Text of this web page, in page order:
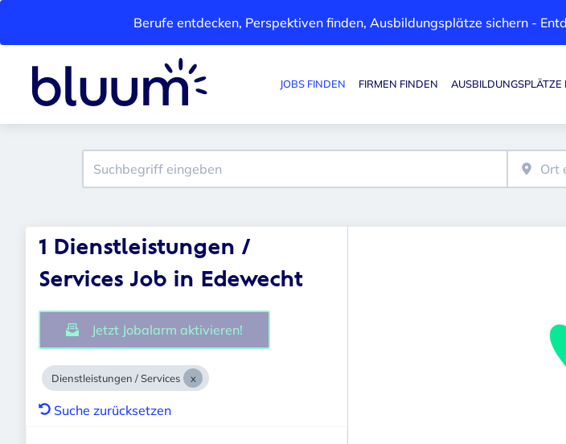
Berufe entdecken, Perspektiven finden, Ausbildungsplätze sichern -
JOBS FINDEN FIRMEN FINDEN AUSBILDUNGSPLÄTZE
1 Dienstleistungen /
Services Job in Edewecht
Jetzt Jobalarm aktivieren!
Dienstleistungen / Services
Suche zurücksetzen